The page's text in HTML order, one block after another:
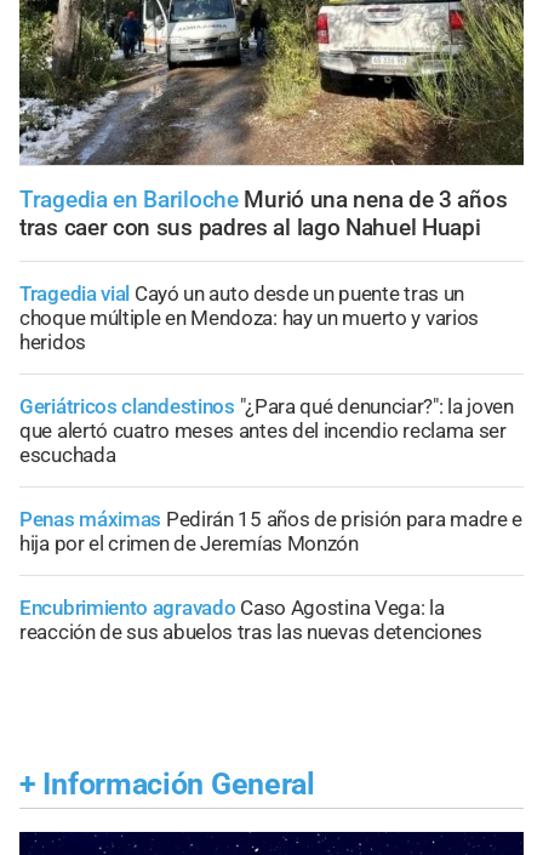
Tragedia en Bariloche Murió una nena de 3 años
tras caer con sus padres al lago Nahuel Huapi
Tragedia vial Cayó un auto desde un puente tras un
choque múltiple en Mendoza: hay un muerto y varios
heridos
Geriátricos clandestinos "¿Para qué denunciar?": la joven
que alertó cuatro meses antes del incendio reclama ser
escuchada
Penas máximas Pedirán 15 años de prisión para madre e
hija por el crimen de Jeremías Monzón
Encubrimiento agravado Caso Agostina Vega: la
reacción de sus abuelos tras las nuevas detenciones
+ Información General